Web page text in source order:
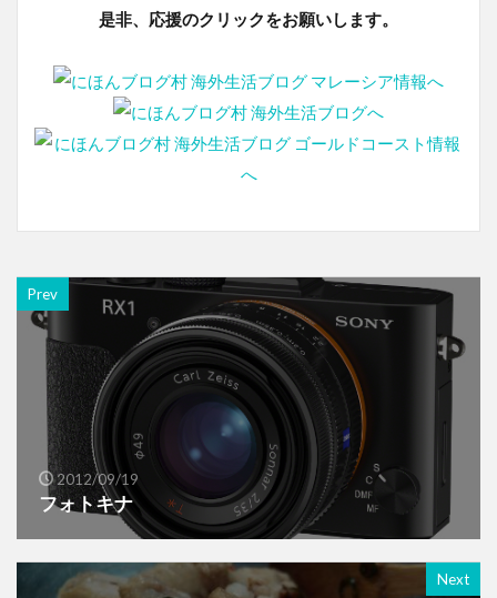
是非、応援のクリックをお願いします。
Prev
2012/09/19
フォトキナ
Next